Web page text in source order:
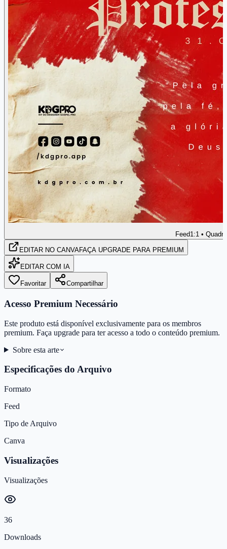
Feed1:1 •
EDITAR NO CANVAFAÇA UPGRADE PARA PREMIUM
EDITAR COM IA
Favoritar Compartilhar
Acesso Premium Necessário
Este produto está disponível exclusivamente para os membros
premium. Faça upgrade para ter acesso a todo o conteúdo premium.
Sobre esta arte
Especificações do Arquivo
Formato
Feed
Tipo de Arquivo
Canva
Visualizações
Visualizações
36
Downloads